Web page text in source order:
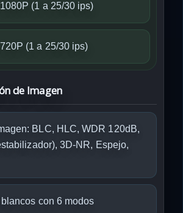
(1 a 25/30 ips)
(1 a 25/30 ips)
de Imagen
BLC, HLC, WDR 120dB,
3D-NR, Espejo,
con 6 modos